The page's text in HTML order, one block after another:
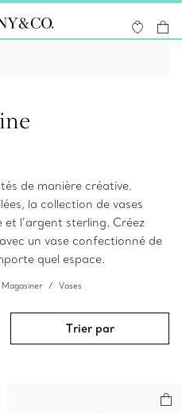
de manière créative.
la collection de vases
l’argent sterling. Créez
un vase confectionné de
quel espace.
Magasiner Vases
Trier par